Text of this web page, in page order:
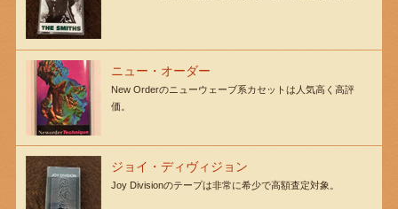
ニュー・オーダー
New Orderのニューウェーブ系カセットは人気高く高評
価。
ジョイ・ディヴィジョン
Joy Divisionのテープは非常に希少で高額査定対象。